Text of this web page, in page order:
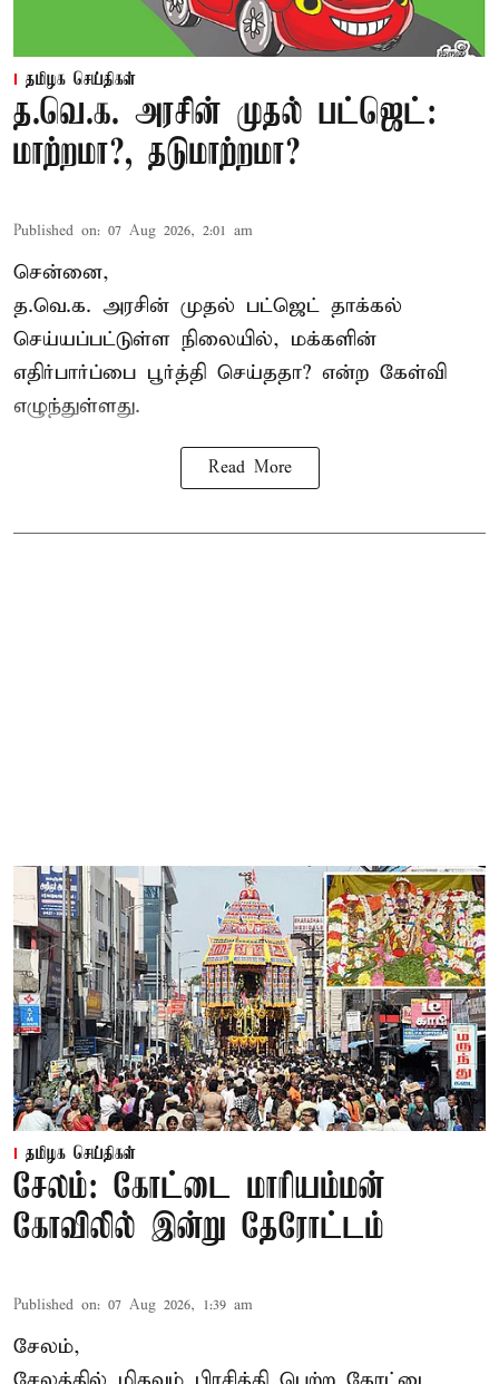
தமிழக செய்திகள்
த.வெ.க. அரசின் முதல் பட்ஜெட்:
மாற்றமா?, தடுமாற்றமா?
Published on: 07 Aug 2026, 2:01 am
சென்னை,
த.வெ.க. அரசின் முதல் பட்ஜெட் தாக்கல்
செய்யப்பட்டுள்ள நிலையில், மக்களின்
எதிர்பார்ப்பை பூர்த்தி செய்ததா? என்ற கேள்வி
எழுந்துள்ளது.
Read More
தமிழக செய்திகள்
சேலம்: கோட்டை மாரியம்மன்
கோவிலில் இன்று தேரோட்டம்
Published on: 07 Aug 2026, 1:39 am
சேலம்,